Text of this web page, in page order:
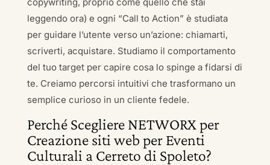
leggendo ora) e ogni “Call to Action” è studiata
per guidare l’utente verso un’azione: chiamarti,
scriverti, acquistare. Studiamo il comportamento
del tuo target per capire cosa lo spinge a fidarsi di
te. Creiamo percorsi intuitivi che trasformano un
semplice curioso in un cliente fedele.
Perché Scegliere NETWORX per
Creazione siti web per Eventi
Culturali a Cerreto di Spoleto?